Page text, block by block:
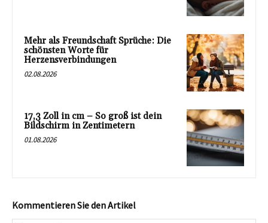
Mehr als Freundschaft Sprüche: Die
schönsten Worte für
Herzensverbindungen
02.08.2026
17,3 Zoll in cm – So groß ist dein
Bildschirm in Zentimetern
01.08.2026
Kommentieren Sie den Artikel